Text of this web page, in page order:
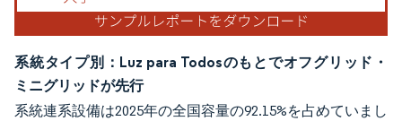
系統タイプ別：Luz para Todosのもとでオフグリッド・
ミニグリッドが先行
系統連系設備は2025年の全国容量の92.15%を占めていまし